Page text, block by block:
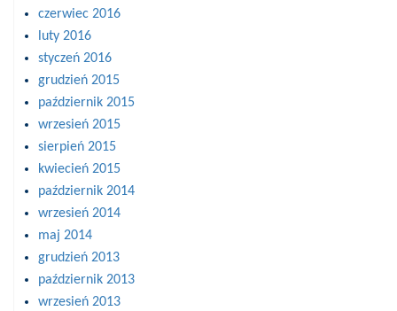
czerwiec 2016
luty 2016
styczeń 2016
grudzień 2015
październik 2015
wrzesień 2015
sierpień 2015
kwiecień 2015
październik 2014
wrzesień 2014
maj 2014
grudzień 2013
październik 2013
wrzesień 2013